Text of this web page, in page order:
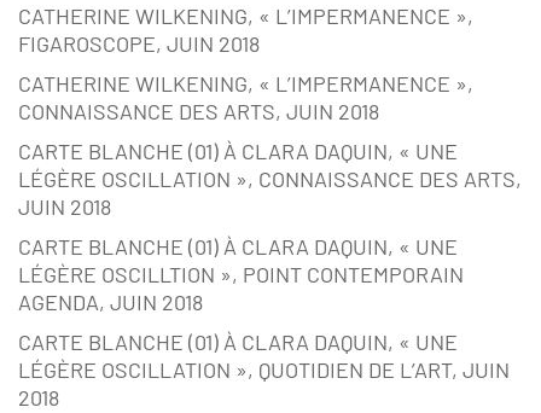
CATHERINE WILKENING, « L’IMPERMANENCE »,
FIGAROSCOPE, JUIN 2018
CATHERINE WILKENING, « L’IMPERMANENCE »,
CONNAISSANCE DES ARTS, JUIN 2018
CARTE BLANCHE (01) À CLARA DAQUIN, « UNE
LÉGÈRE OSCILLATION », CONNAISSANCE DES ARTS,
JUIN 2018
CARTE BLANCHE (01) À CLARA DAQUIN, « UNE
LÉGÈRE OSCILLTION », POINT CONTEMPORAIN
AGENDA, JUIN 2018
CARTE BLANCHE (01) À CLARA DAQUIN, « UNE
LÉGÈRE OSCILLATION », QUOTIDIEN DE L’ART, JUIN
2018